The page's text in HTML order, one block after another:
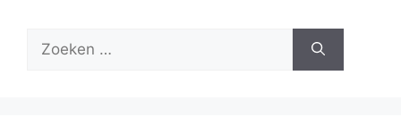
naar: